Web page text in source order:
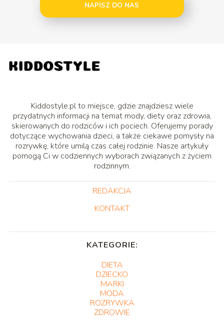
NAPISZ DO NAS
Kiddostyle.pl to miejsce, gdzie znajdziesz wiele
przydatnych informacji na temat mody, diety oraz zdrowia,
skierowanych do rodziców i ich pociech. Oferujemy porady
dotyczące wychowania dzieci, a także ciekawe pomysły na
rozrywkę, które umilą czas całej rodzinie. Nasze artykuły
pomogą Ci w codziennych wyborach związanych z życiem
rodzinnym.
REDAKCJA
KONTAKT
KATEGORIE:
DIETA
DZIECKO
MARKI
MODA
ROZRYWKA
ZDROWIE